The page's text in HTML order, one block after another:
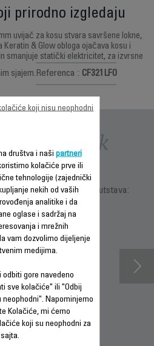
prirodno izgledaju
uvijač za kosu stvara savršene lokne,
Keratin & Glow obloga ojačava kosu i
smanjuje statički elektricitet, za izvrsne
sjajem. Referenca : CF321LF0
i priručnik
uputstava i korisničkih uputstava:
PREUZMI
ZA
INFORMACIJE O
društva i naši partneri
kolačiće prve ili
tehnologije (zajednički
nekih od vaših
analitike i da
oglase i sadržaj na
i mrežnih
vam dozvolimo dijeljenje
medijima.
odbiti gore navedeno
sve kolačiće" ili "Odbij
neophodni". Napominjemo
Kolačiće, mi ćemo
koji su neophodni za
koji nisu neophodni